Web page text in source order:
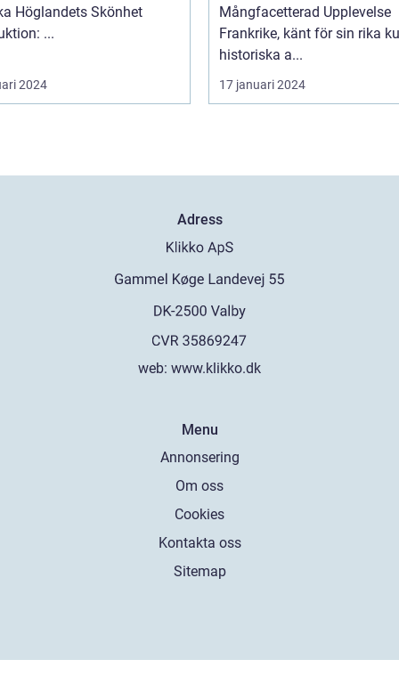
Höglandets Skönhet
Introduktion: ...
2024
Mångfacetterad Upplevelse
Frankrike, känt för sin rika
historiska a...
17 januari 2024
Adress
web: www.klikko.dk
Menu
Annonsering
Om oss
Cookies
Kontakta oss
Sitemap